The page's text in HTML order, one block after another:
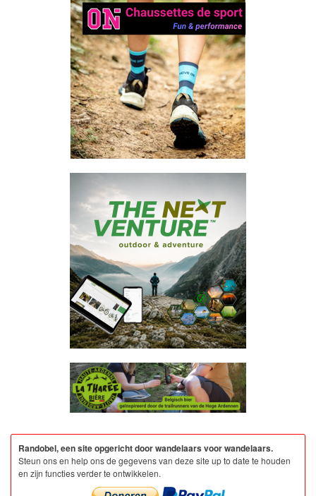
Randobel, een site opgericht door wandelaars voor wandelaars.
Steun ons en help ons de gegevens van deze site up to date te houden
en zijn functies verder te ontwikkelen.